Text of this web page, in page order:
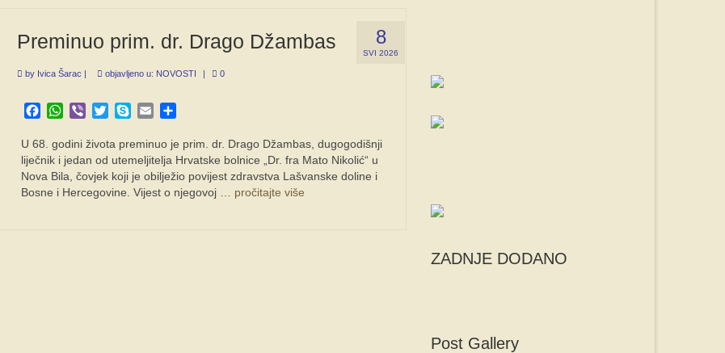
8
SVI 2026
Preminuo prim. dr. Drago Džambas
by Ivica Šarac | objavljeno u: NOVOSTI | 0
Facebook
WhatsApp
Viber TwitterSkypeEmail
U 68. godini života preminuo je prim. dr. Drago Džambas, dugogodišnji
liječnik i jedan od utemeljitelja Hrvatske bolnice „Dr. fra Mato Nikolić“ u
Nova Bila, čovjek koji je obilježio povijest zdravstva Lašvanske doline i
Bosne i Hercegovine. Vijest o njegovoj … pročitajte više
ZADNJE DODANO
Post Gallery